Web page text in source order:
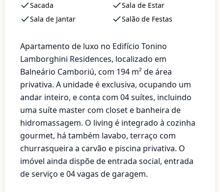
Sacada
Sala de Estar
Sala de Jantar
Salão de Festas
Apartamento de luxo no Edifício Tonino
Lamborghini Residences, localizado em
Balneário Camboriú, com 194 m² de área
privativa. A unidade é exclusiva, ocupando um
andar inteiro, e conta com 04 suítes, incluindo
uma suíte master com closet e banheira de
hidromassagem. O living é integrado à cozinha
gourmet, há também lavabo, terraço com
churrasqueira a carvão e piscina privativa. O
imóvel ainda dispõe de entrada social, entrada
de serviço e 04 vagas de garagem.